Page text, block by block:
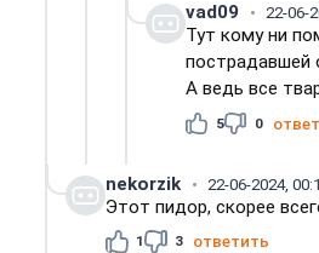
vad09 22-06-
Тут кому ни
пострадавшей
А ведь все
5 0
nekorzik 22-06-2024,
Этот пидор, скорее
1 3 ответить